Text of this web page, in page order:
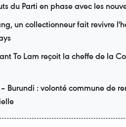
du Parti en phase avec les
un collectionneur fait revivre
To Lam reçoit la cheffe de la
Burundi : volonté commune de